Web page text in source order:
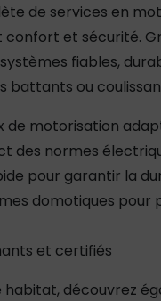
de services en
et sécurité.
fiables,
battants ou
de motorisation
des normes
pour garantir la
domotiques pour
et certifiés
découvrez